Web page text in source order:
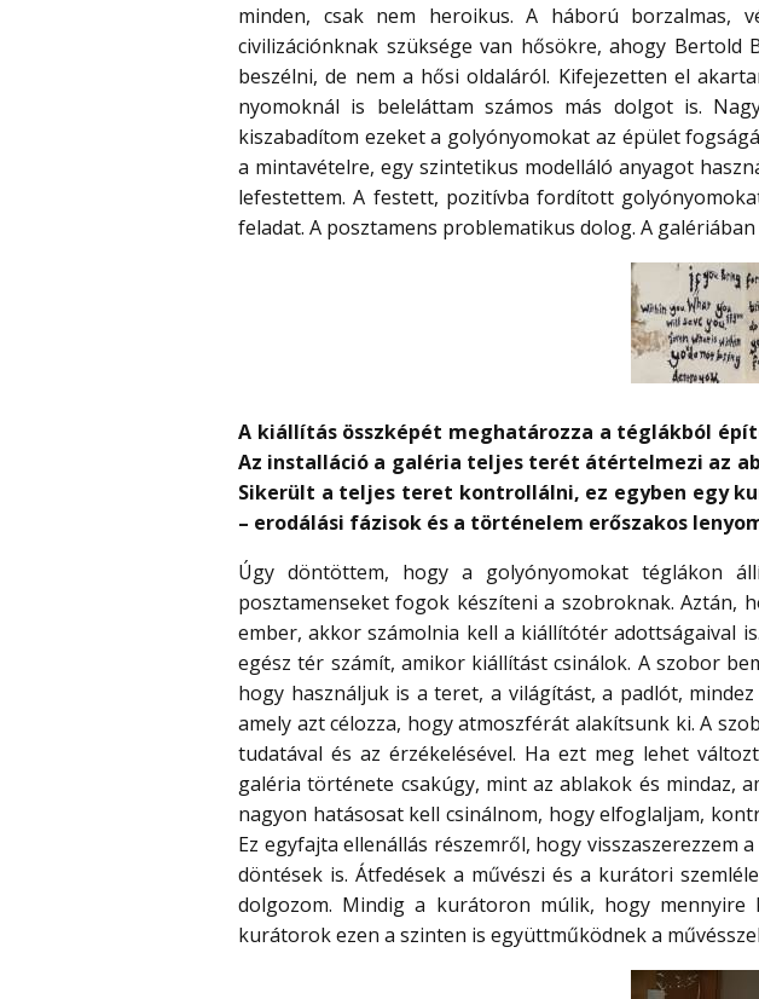
minden, csak nem heroikus. A háború borzalmas,
civilizációnknak szüksége van hősökre, ahogy
beszélni, de nem a hősi oldaláról. Kifejezetten el
nyomoknál is beleláttam számos más dolgot is.
kiszabadítom ezeket a golyónyomokat az épület
a mintavételre, egy szintetikus modelláló anyagot
lefestettem. A festett, pozitívba fordított
feladat. A posztamens problematikus dolog. A
A kiállítás összképét meghatározza a téglákból
Az installáció a galéria teljes terét átértelmezi az
Sikerült a teljes teret kontrollálni, ez egyben egy
– erodálási fázisok és a történelem erőszakos
Úgy döntöttem, hogy a golyónyomokat téglákon
posztamenseket fogok készíteni a szobroknak. Aztán,
ember, akkor számolnia kell a kiállítótér adottságaival
egész tér számít, amikor kiállítást csinálok. A szobor
hogy használjuk is a teret, a világítást, a padlót,
amely azt célozza, hogy atmoszférát alakítsunk ki. A
tudatával és az érzékelésével. Ha ezt meg lehet
galéria története csakúgy, mint az ablakok és mindaz,
nagyon hatásosat kell csinálnom, hogy elfoglaljam,
Ez egyfajta ellenállás részemről, hogy
döntések is. Átfedések a művészi és a kurátori
dolgozom. Mindig a kurátoron múlik, hogy
kurátorok ezen a szinten is együttműködnek a